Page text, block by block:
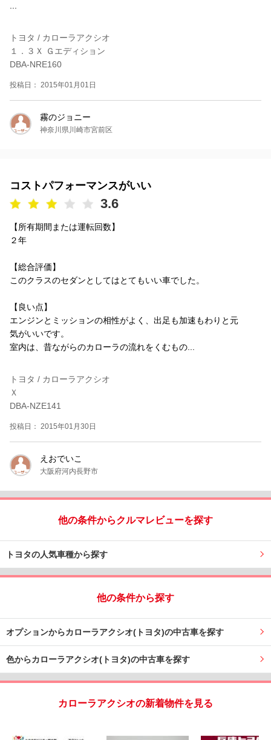
トヨタ / カローラアクシオ
１．３Ｘ Ｇエディション
DBA-NRE160
投稿日： 2015年01月01日
霧のジョニー
神奈川県川崎市宮前区
コストパフォーマンスがいい
3.6
【所有期間または運転回数】
２年
【総合評価】
このクラスのセダンとしてはとてもいい車でした。
【良い点】
エンジンとミッションの相性がよく、出足も加速もわりと元
気がいいです。
室内は、昔ながらのカローラの流れをくむもの...
トヨタ / カローラアクシオ
Ｘ
DBA-NZE141
投稿日： 2015年01月30日
えおでいこ
大阪府河内長野市
他の条件からクルマレビューを探す
トヨタの人気車種から探す
他の条件から探す
オプションからカローラアクシオ(トヨタ)の中古車を探す
色からカローラアクシオ(トヨタ)の中古車を探す
カローラアクシオの新着物件を見る